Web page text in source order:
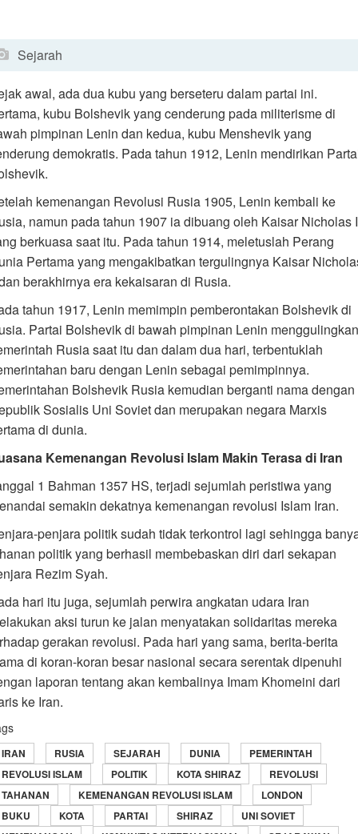
Sejarah
awal, ada dua kubu yang berseteru dalam partai ini.
kubu Bolshevik yang cenderung pada militerisme di
pimpinan Lenin dan kedua, kubu Menshevik yang
demokratis. Pada tahun 1912, Lenin mendirikan
kemenangan Revolusi Rusia 1905, Lenin kembali ke
namun pada tahun 1907 ia dibuang oleh Kaisar Nicholas
berkuasa saat itu. Pada tahun 1914, meletuslah Perang
Pertama yang mengakibatkan tergulingnya Kaisar
berakhirnya era kekaisaran di Rusia.
tahun 1917, Lenin memimpin pemberontakan Bolshevik di
Partai Bolshevik di bawah pimpinan Lenin menggulingkan
Rusia saat itu dan dalam dua hari, terbentuklah
baru dengan Lenin sebagai pemimpinnya.
Bolshevik Rusia kemudian berganti nama dengan
Sosialis Uni Soviet dan merupakan negara Marxis
di dunia.
Kemenangan Revolusi Islam Makin Terasa di Iran
1 Bahman 1357 HS, terjadi sejumlah peristiwa yang
semakin dekatnya kemenangan revolusi Islam Iran.
penjara politik sudah tidak terkontrol lagi sehingga
politik yang berhasil membebaskan diri dari sekapan
Rezim Syah.
hari itu juga, sejumlah perwira angkatan udara Iran
aksi turun ke jalan menyatakan solidaritas mereka
gerakan revolusi. Pada hari yang sama, berita-berita
di koran-koran besar nasional secara serentak dipenuhi
laporan tentang akan kembalinya Imam Khomeini dari
ke Iran.
IRAN RUSIA SEJARAH DUNIA
PEMERINTAH
REVOLUSI ISLAM
POLITIK KOTA SHIRAZ
REVOLUSI
TAHANAN
KEMENANGAN REVOLUSI ISLAM
LONDON
BUKU
KOTA PARTAI SHIRAZ
UNI SOVIET